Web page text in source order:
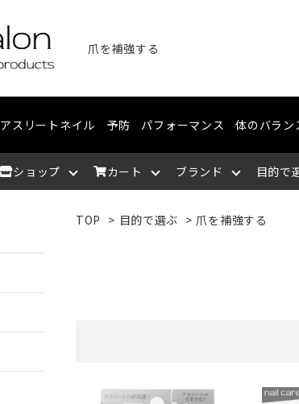
爪を補強する
アスリートネイル 予防 パフォーマンス 体のバラン
ショップ カート ブランド 目的で
TOP > 目的で選ぶ > 爪を補強する